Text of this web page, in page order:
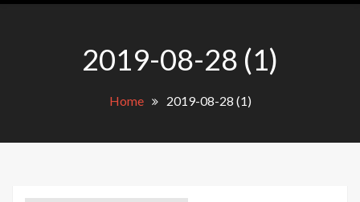
BRES
2019-08-28 (1)
Home 2019-08-28 (1)